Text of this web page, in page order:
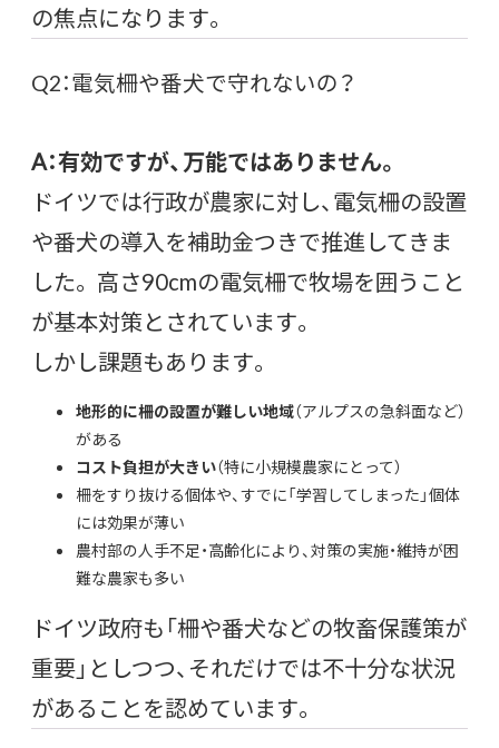
の焦点になります。
Q2：電気柵や番犬で守れないの？
A：有効ですが、万能ではありません。
ドイツでは行政が農家に対し、電気柵の設置
や番犬の導入を補助金つきで推進してきま
した。 高さ90cmの電気柵で牧場を囲うこと
が基本対策とされています。
しかし課題もあります。
地形的に柵の設置が難しい地域（アルプスの急斜面など）
がある
コスト負担が大きい（特に小規模農家にとって）
柵をすり抜ける個体や、すでに「学習してしまった」個体
には効果が薄い
農村部の人手不足・高齢化により、対策の実施・維持が困
難な農家も多い
ドイツ政府も「柵や番犬などの牧畜保護策が
重要」としつつ、それだけでは不十分な状況
があることを認めています。